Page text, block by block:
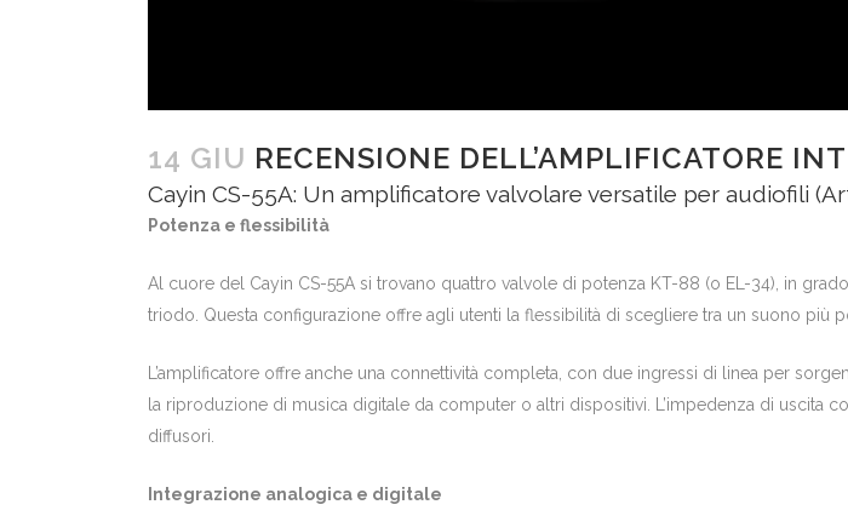
14 GIU RECENSIONE DELL’AMPLIFICATORE
Cayin CS-55A: Un amplificatore valvolare versatile per audiofili
Potenza e flessibilità
Al cuore del Cayin CS-55A si trovano quattro valvole di potenza KT-88 (o EL-34), in
triodo. Questa configurazione offre agli utenti la flessibilità di scegliere tra un suono più
L’amplificatore offre anche una connettività completa, con due ingressi di linea per
la riproduzione di musica digitale da computer o altri dispositivi. L’impedenza di uscita
diffusori.
Integrazione analogica e digitale